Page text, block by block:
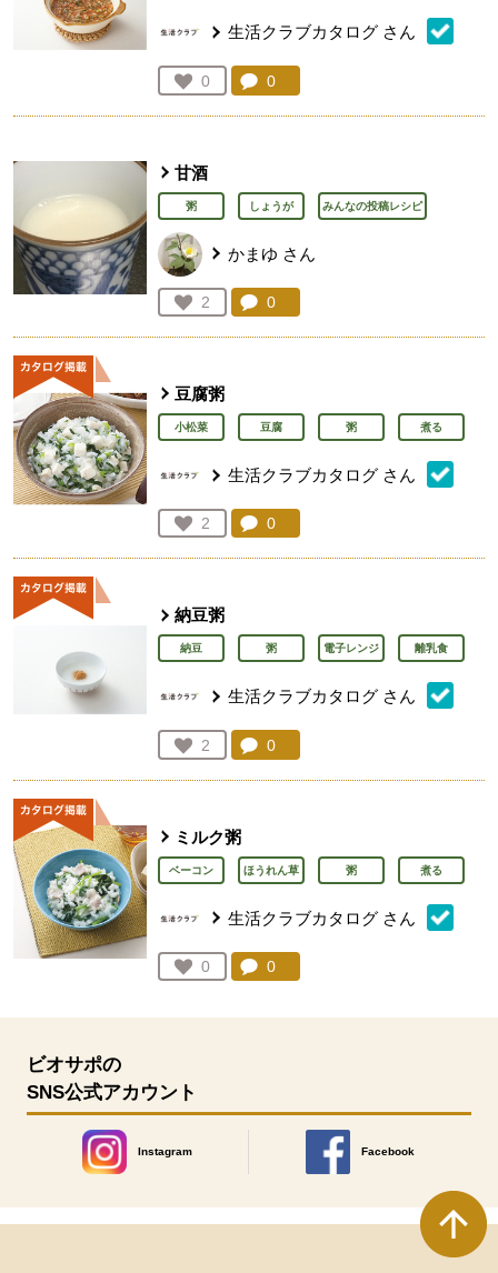
生活クラブカタログ さん
お気に入り登録：
0
人が登録
コメント：
0
甘酒
粥 しょうが みんなの投稿レシピ
かまゆ さん
お気に入り登録：
2
人が登録
コメント：
0
豆腐粥
小松菜 豆腐 粥 煮る
生活クラブカタログ さん
お気に入り登録：
2
人が登録
コメント：
0
納豆粥
納豆 粥 電子レンジ 離乳食
生活クラブカタログ さん
お気に入り登録：
2
人が登録
コメント：
0
ミルク粥
ベーコン ほうれん草 粥 煮る
生活クラブカタログ さん
お気に入り登録：
0
人が登録
コメント：
0
ビオサポの
SNS公式アカウント
Instagram
別のウィンドウで開きます。
Facebook